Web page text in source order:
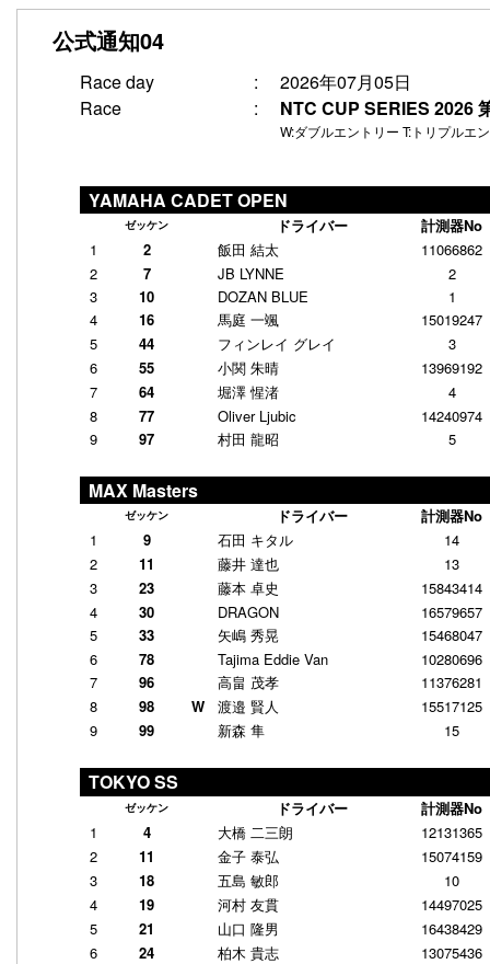
公式通知04
Race day :
2026年07月05日
Race
: NTC CUP SERIES 2026
W:ダブルエントリー T:トリプルエ
YAMAHA CADET OPEN
ゼッケン ドライバー
計測器No
1
2 飯田 結太
11066862
2
7 JB LYNNE
2
3
10 DOZAN BLUE
1
4
16 馬庭 一颯
15019247
5
44 フィンレイ グレイ
3
6
55 小関 朱晴
13969192
7
64 堀澤 惺渚
4
8
77 Oliver Ljubic
14240974
9
97 村田 龍昭 5
MAX Masters
ゼッケン ドライバー
計測器No
1
9 石田 キタル
14
2
11 藤井 達也
13
3
23 藤本 卓史
15843414
4
30 DRAGON
16579657
5
33 矢嶋 秀晃
15468047
6
78 Tajima Eddie Van
10280696
7
96 高畠 茂孝
11376281
8
98 W 渡邉 賢人
15517125
9
99 新森 隼 15
TOKYO SS
ゼッケン ドライバー
計測器No
1
4 大橋 二三朗
12131365
2
11 金子 泰弘
15074159
3
18 五島 敏郎
10
4
19 河村 友貫
14497025
5
21 山口 隆男
16438429
6
24 柏木 貴志
13075436